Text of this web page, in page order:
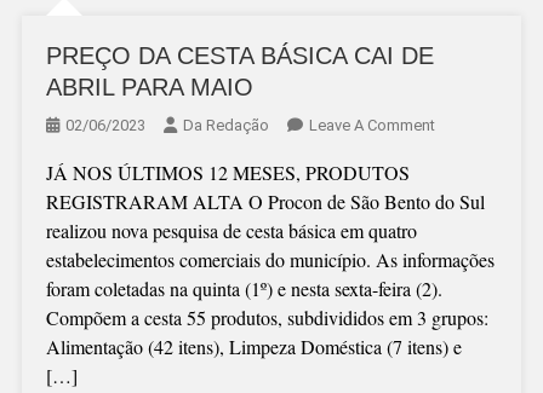
PREÇO DA CESTA BÁSICA CAI DE
ABRIL PARA MAIO
02/06/2023 Da Redação Leave A CommentOn
CESTA
CAI
DE
ABRIL
PARA
JÁ NOS ÚLTIMOS 12 MESES, PRODUTOS
REGISTRARAM ALTA O Procon de São Bento do Sul
realizou nova pesquisa de cesta básica em quatro
estabelecimentos comerciais do município. As informações
foram coletadas na quinta (1º) e nesta sexta-feira (2).
Compõem a cesta 55 produtos, subdivididos em 3 grupos:
Alimentação (42 itens), Limpeza Doméstica (7 itens) e
[…]